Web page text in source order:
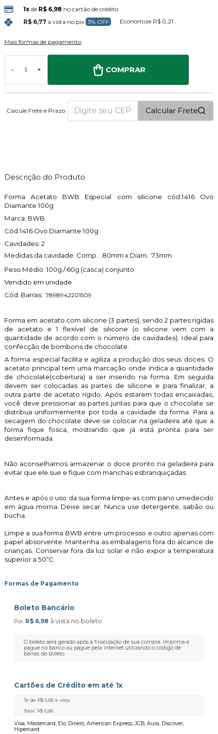
1xde R$ 6,98 no cartão de crédito
R$ 6,77 à vista no pix 3% OFF Economize R$ 0,21
Mais formas de pagamento
- + COMPRAR
Calcule Frete e Prazo Calcular Frete
Descrição do Produto
Forma Acetato BWB Especial com silicone cód.1416 Ovo
Diamante 100g
Marca: BWB
Cód.1416 Ovo Diamante 100g
Cavidades: 2
Medidas da cavidade: Comp..: 80mm x Diam.: 73mm
Peso Médio: 100g / 60g (casca) conjunto
Vendido em unidade
Cód. Barras: 7898942201509
Forma em acetato com silicone (3 partes), sendo 2 partes rígidas
de acetato e 1 flexível de silicone (o silicone vem com a
quantidade de acordo com o número de cavidades). Ideal para
confecção de bombons de chocolate.
A forma especial facilita e agiliza a produção dos seus doces. O
acetato principal tem uma marcação onde indica a quantidade
de chocolate(cobertura) a ser inserido na forma. Em seguida
devem ser colocadas as partes de silicone e para finalizar, a
outra parte de acetato rígido. Após estarem todas encaixadas,
você deve pressionar as partes juntas para que o chocolate se
distribua uniformemente por toda a cavidade da forma. Para a
secagem do chocolate deve-se colocar na geladeira até que a
forma fique fosca, mostrando que já está pronta para ser
desenformada.
Não aconselhamos armazenar o doce pronto na geladeira para
evitar que ele sue e fique com manchas esbranquiçadas.
Antes e após o uso da sua forma limpe-as com pano umedecido
em água morna. Deixe secar. Nunca use detergente, sabão ou
bucha.
Limpe a sua forma BWB entre um processo e outro apenas com
papel absorvente. Mantenha as embalagens fora do alcance de
crianças. Conservar fora da luz solar e não expor a temperatura
superior a 50ºC.
Formas de Pagamento
Boleto Bancário
Por: R$ 6,98 à vista no boleto
O boleto será gerado após a finalização de sua compra. Imprima e
pague no banco ou pague pela internet utilizando o código de
barras do boleto.
Cartões de Crédito em até 1x
1x de R$ 6,98 à vista
Total: R$ 6,98
Visa, Mastercard, Elo, Diners, American Express, JCB, Aura, Discover,
Hipercard